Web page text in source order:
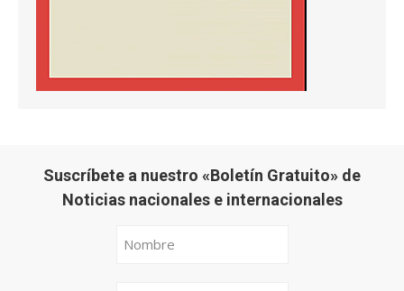
Suscríbete a nuestro «Boletín Gratuito» de
Noticias nacionales e internacionales